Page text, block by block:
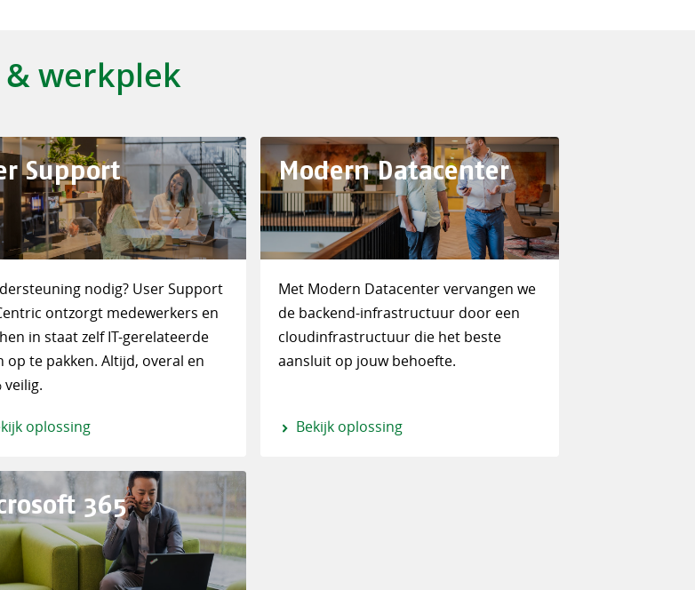
werkplek
Support
nodig? User Support
ontzorgt medewerkers en
in staat zelf IT-gerelateerde
op te pakken. Altijd, overal en
veilig.
oplossing
Modern Datacenter
Met Modern Datacenter vervangen we
de backend-infrastructuur door een
cloudinfrastructuur die het beste
aansluit op jouw behoefte.
Bekijk oplossing
365